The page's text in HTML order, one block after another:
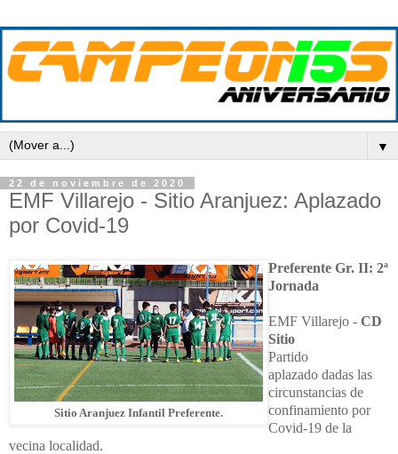
▼
22 de noviembre de 2020
EMF Villarejo - Sitio Aranjuez: Aplazado
por Covid-19
Sitio Aranjuez Infantil Preferente.
Preferente Gr. II: 2ª
Jornada
EMF Villarejo - CD
Sitio
Partido
aplazado dadas las
circunstancias de
confinamiento por
Covid-19 de la
vecina localidad.